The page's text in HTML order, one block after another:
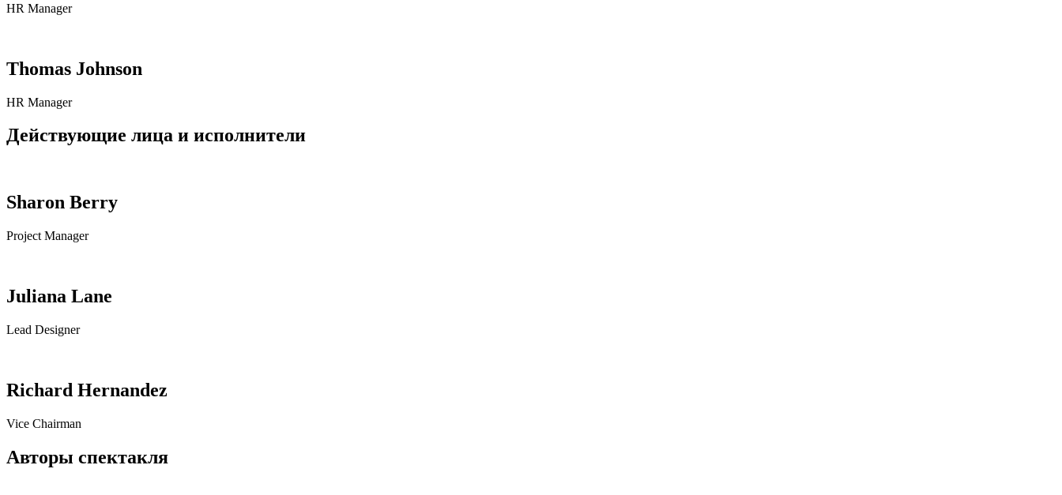
HR Manager
Thomas Johnson
HR Manager
Действующие лица и исполнители
Sharon Berry
Project Manager
Juliana Lane
Lead Designer
Richard Hernandez
Vice Chairman
Авторы спектакля